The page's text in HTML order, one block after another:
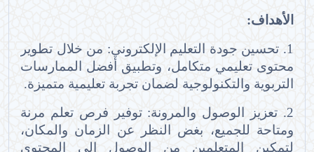
الأهداف:
1. تحسين جودة التعليم الإلكتروني: من خلال تطوير
محتوى تعليمي متكامل، وتطبيق أفضل الممارسات
التربوية والتكنولوجية لضمان تجربة تعليمية متميزة.
2. تعزيز الوصول والمرونة: توفير فرص تعلم مرنة
ومتاحة للجميع، بغض النظر عن الزمان والمكان،
لتمكين المتعلمين من الوصول إلى المحتوى